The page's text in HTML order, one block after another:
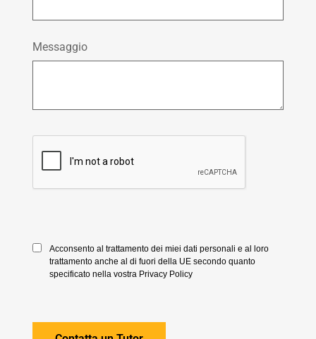
Messaggio
Acconsento al trattamento dei miei dati personali e al loro
trattamento anche al di fuori della UE secondo quanto
specificato nella vostra Privacy Policy